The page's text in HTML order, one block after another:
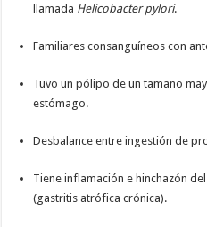
llamada Helicobacter pylori.
Familiares consanguíneos con
Tuvo un pólipo de un tamaño
estómago.
Desbalance entre ingestión de
Tiene inflamación e hinchazón
(gastritis atrófica crónica).